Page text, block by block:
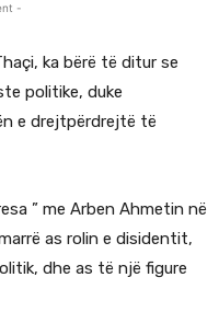
-
ka bërë të ditur se
politike, duke
e drejtpërdrejtë të
” me Arben Ahmetin në
as rolin e disidentit,
dhe as të një figure